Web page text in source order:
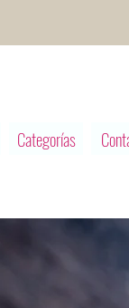
Categorías